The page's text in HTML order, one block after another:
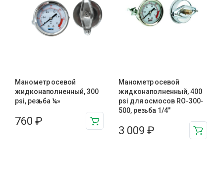
Манометр осевой
жидконаполненный, 300
psi, резьба ¼»
760 ₽
Манометр осевой
жидконаполненный, 400
psi для осмосов RO-300-
500, резьба 1/4″
3 009 ₽